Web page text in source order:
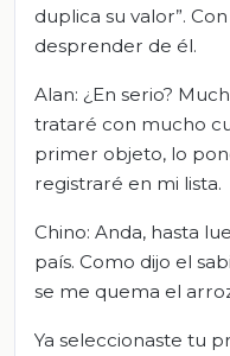
duplica su valor”.
desprender de él.
Alan: ¿En serio?
trataré con mucho
primer objeto, lo
registraré en mi lista.
Chino: Anda, hasta
país. Como dijo el
se me quema el
Ya seleccionaste tu